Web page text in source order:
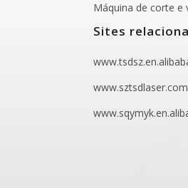
Máquina de corte e
Sites
www.sztsdlaser.com